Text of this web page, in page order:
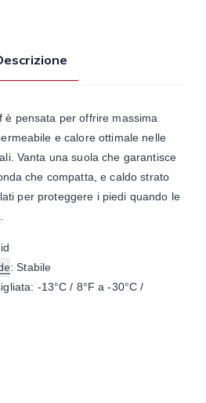
è pensata per offrire massima
e calore ottimale nelle
Vanta una suola che garantisce
che compatta, e caldo strato
per proteggere i piedi quando le
: Stabile
-13°C / 8°F a -30°C /